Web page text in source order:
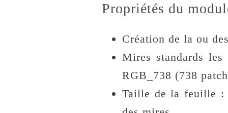
Propriétés du
Création de la ou
Mires standards
RGB_738 (738
Taille de la feuille :